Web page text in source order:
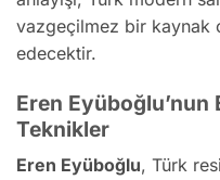
vazgeçilmez bir kaynak
edecektir.
Eren
Teknikler
Eren Eyüboğlu, Türk